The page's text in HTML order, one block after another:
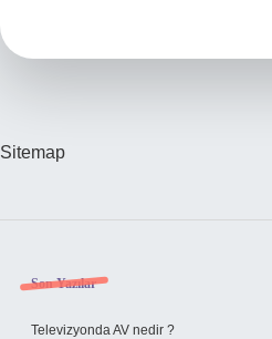
Sitemap
Sidebar
Son Yazılar
Televizyonda AV nedir ?